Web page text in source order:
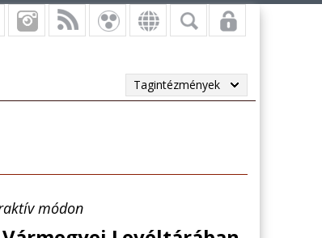
Tagintézmények
módon